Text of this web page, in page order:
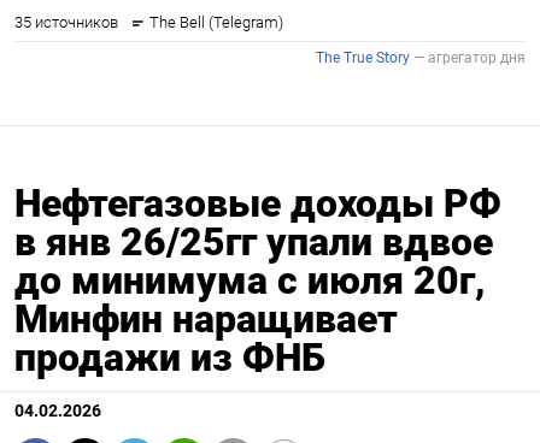
Нефтегазовые доходы РФ
в янв 26/25гг упали вдвое
до минимума c июля 20г,
Минфин наращивает
продажи из ФНБ
04.02.2026